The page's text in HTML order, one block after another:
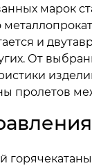
марок
и
От
пролетов